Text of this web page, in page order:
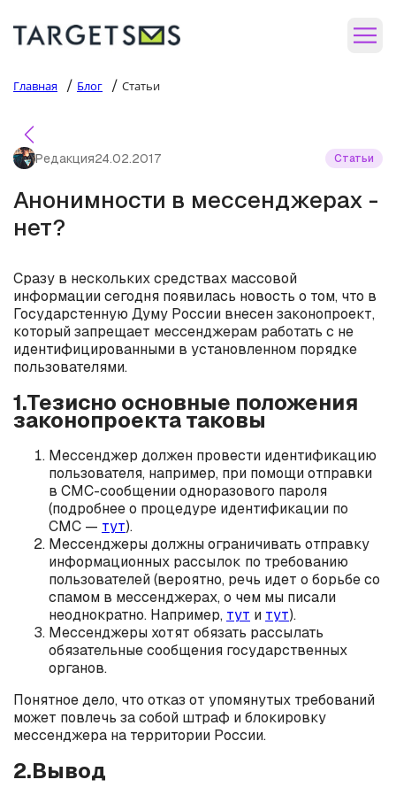
Главная / Блог / Статьи
Редакция24.02.2017 Статьи
Анонимности в мессенджерах -
нет?
Сразу в нескольких средствах массовой
информации сегодня появилась новость о том, что в
Государстенную Думу России внесен законопроект,
который запрещает мессенджерам работать с не
идентифицированными в установленном порядке
пользователями.
1.Тезисно основные положения
законопроекта таковы
Мессенджер должен провести идентификацию
пользователя, например, при помощи отправки
в СМС-сообщении одноразового пароля
(подробнее о процедуре идентификации по
СМС — тут).
Мессенджеры должны ограничивать отправку
информационных рассылок по требованию
пользователей (вероятно, речь идет о борьбе со
спамом в мессенджерах, о чем мы писали
неоднократно. Например, тут и тут).
Мессенджеры хотят обязать рассылать
обязательные сообщения государственных
органов.
Понятное дело, что отказ от упомянутых требований
может повлечь за собой штраф и блокировку
мессенджера на территории России.
2.Вывод